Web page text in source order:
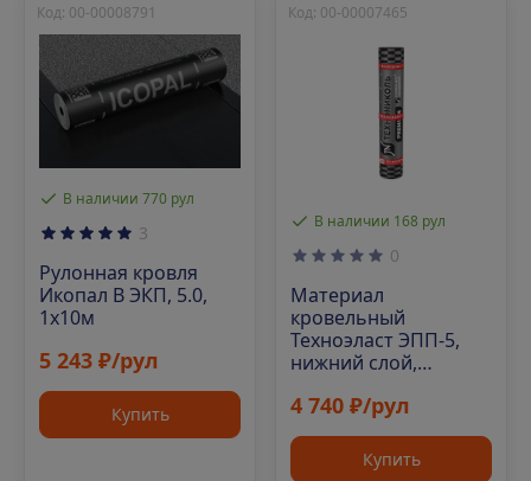
В наличии 770 рул
Код: 00-00008791
3
Рулонная кровля
Икопал В ЭКП, 5.0,
1х10м
5 243 ₽/рул
Купить
В наличии 168 рул
Код: 00-00007465
0
Материал
кровельный
Техноэласт ЭПП-5,
нижний слой,
4 740 ₽/рул
Купить